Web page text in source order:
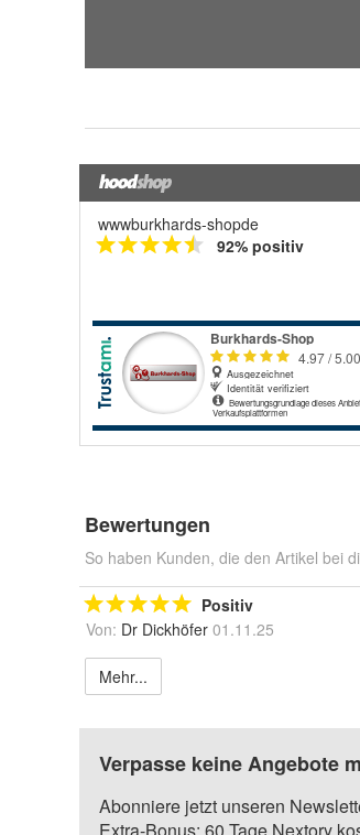
wwwburkhards-shopde
92% positiv
Bewertungen
So haben Kunden, die den Artikel bei
Positiv
Von: Dr Dickhöfer 01.11.25
Mehr...
Verpasse keine Angebote
Abonniere jetzt unseren